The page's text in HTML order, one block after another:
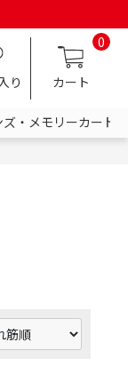
り
0
カート
・メモリーカード